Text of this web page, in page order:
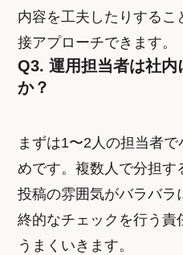
内容を工夫したりするこ
接アプローチできます。
Q3. 運用担当者は社
か？
まずは1〜2人の担当者
めです。複数人で分担す
投稿の雰囲気がバラバラ
終的なチェックを行う責
うまくいきます。